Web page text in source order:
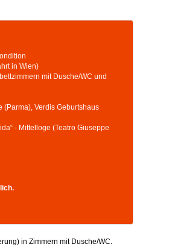
in Wien)
mit Dusche/WC und
(Parma), Verdis Geburtshaus
- Mittelloge (Teatro Giuseppe
in Zimmern mit Dusche/WC.